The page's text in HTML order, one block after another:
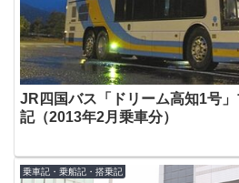
JR四国バス「ドリーム高知1号
記（2013年2月乗車分）
乗車記・乗船記・搭乗記